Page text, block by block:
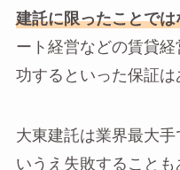
建託に限ったことでは
ート経営などの賃貸
功するといった保証は
大東建託は業界最大
いうえ失敗すること